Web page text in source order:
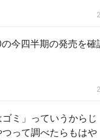
今四半期の発売を確
ミ」っていうからじ
って調べたらもはや